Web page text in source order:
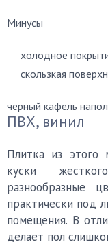
Минусы
холодное
скользкая
черный кафель
ПВХ, винил
Плитка из этого
куски
разнообразные
практически под
помещения. В
делает пол